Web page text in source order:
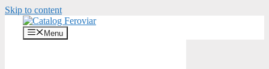
Skip to content
Menu